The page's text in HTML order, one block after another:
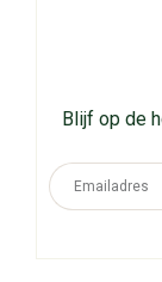
Blijf op de